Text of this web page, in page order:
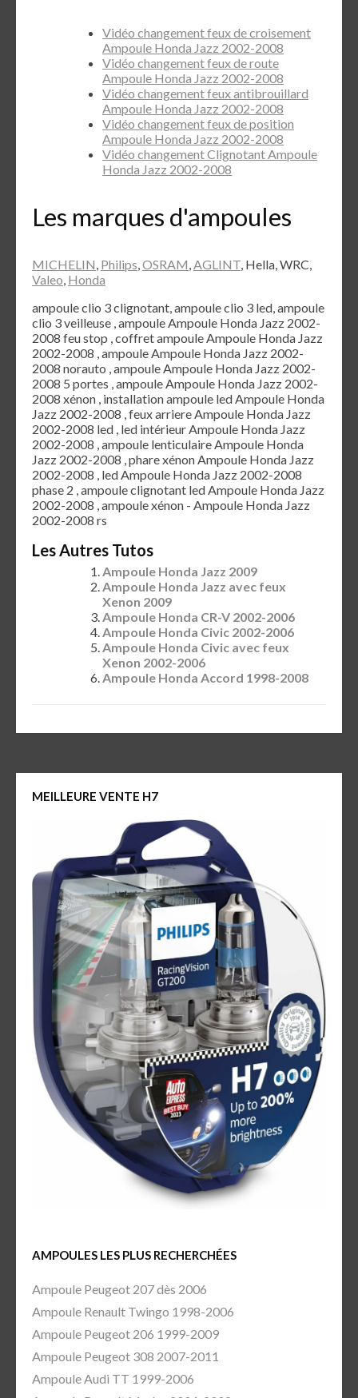
Vidéo changement feux de croisement
Ampoule Honda Jazz 2002-2008
Vidéo changement feux de route
Ampoule Honda Jazz 2002-2008
Vidéo changement feux antibrouillard
Ampoule Honda Jazz 2002-2008
Vidéo changement feux de position
Ampoule Honda Jazz 2002-2008
Vidéo changement Clignotant Ampoule
Honda Jazz 2002-2008
Les marques d'ampoules
MICHELIN, Philips,OSRAM,AGLINT, Hella, WRC,
Valeo, Honda
ampoule clio 3 clignotant, ampoule clio 3 led, ampoule
clio 3 veilleuse , ampoule Ampoule Honda Jazz 2002-
2008 feu stop , coffret ampoule Ampoule Honda Jazz
2002-2008 , ampoule Ampoule Honda Jazz 2002-
2008 norauto , ampoule Ampoule Honda Jazz 2002-
2008 5 portes , ampoule Ampoule Honda Jazz 2002-
2008 xénon , installation ampoule led Ampoule Honda
Jazz 2002-2008 , feux arriere Ampoule Honda Jazz
2002-2008 led , led intérieur Ampoule Honda Jazz
2002-2008 , ampoule lenticulaire Ampoule Honda
Jazz 2002-2008 , phare xénon Ampoule Honda Jazz
2002-2008 , led Ampoule Honda Jazz 2002-2008
phase 2 , ampoule clignotant led Ampoule Honda Jazz
2002-2008 , ampoule xénon - Ampoule Honda Jazz
2002-2008 rs
Les Autres Tutos
Ampoule Honda Jazz 2009
Ampoule Honda Jazz avec feux
Xenon 2009
Ampoule Honda CR-V 2002-2006
Ampoule Honda Civic 2002-2006
Ampoule Honda Civic avec feux
Xenon 2002-2006
Ampoule Honda Accord 1998-2008
MEILLEURE VENTE H7
AMPOULES LES PLUS RECHERCHÉES
Ampoule Peugeot 207 dès 2006
Ampoule Renault Twingo 1998-2006
Ampoule Peugeot 206 1999-2009
Ampoule Peugeot 308 2007-2011
Ampoule Audi TT 1999-2006